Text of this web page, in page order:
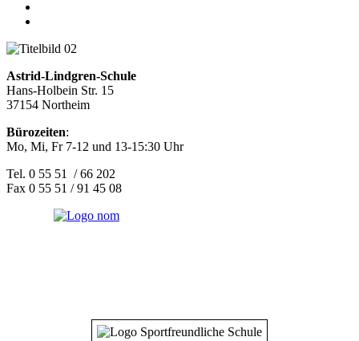
Astrid-Lindgren-Schule
Hans-Holbein Str. 15
37154 Northeim
Bürozeiten:
Mo, Mi, Fr 7-12 und 13-15:30 Uhr
Tel. 0 55 51 / 66 202
Fax 0 55 51 / 91 45 08